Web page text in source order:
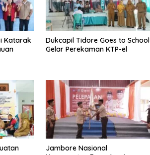
Katarak
Dukcapil Tidore Goes to School
Gelar Perekaman KTP-el
Jambore Nasional